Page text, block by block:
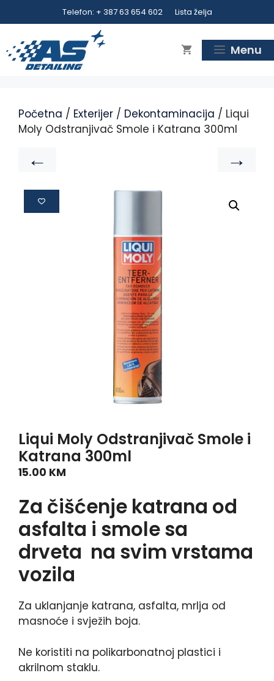
Telefon: + 387 63 654 602 Lista želja
Menu
Početna / Exterijer / Dekontaminacija / Liqui
Moly Odstranjivač Smole i Katrana 300ml
← →
Liqui Moly Odstranjivač Smole i
Katrana 300ml
15.00 KM
Za čišćenje katrana od
asfalta i smole sa
drveta na svim vrstama
vozila
Za uklanjanje katrana, asfalta, mrlja od
masnoće i svježih boja.
Ne koristiti na polikarbonatnoj plastici i
akrilnom staklu.